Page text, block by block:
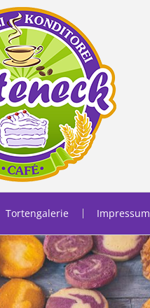
Tortengalerie Impressum